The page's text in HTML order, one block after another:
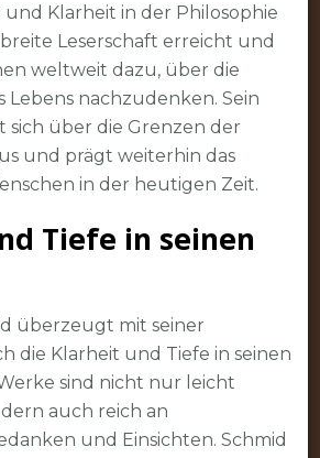
und Klarheit in der Philosophie
Leserschaft erreicht und
weltweit dazu, über die
nachzudenken. Sein
sich über die Grenzen der
und prägt weiterhin das
in der heutigen Zeit.
Tiefe in seinen
überzeugt mit seiner
die Klarheit und Tiefe in seinen
sind nicht nur leicht
auch reich an
und Einsichten. Schmid